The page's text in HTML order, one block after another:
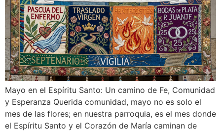
Mayo en el Espíritu Santo: Un camino de Fe, Comunidad
y Esperanza Querida comunidad, mayo no es solo el
mes de las flores; en nuestra parroquia, es el mes donde
el Espíritu Santo y el Corazón de María caminan de